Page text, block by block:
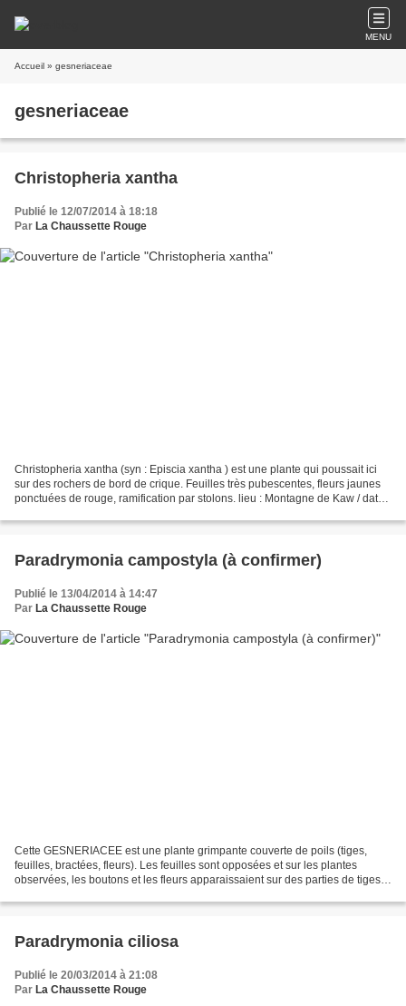
MENU
Accueil » gesneriaceae
gesneriaceae
Christopheria xantha
Publié le 12/07/2014 à 18:18
Par La Chaussette Rouge
Christopheria xantha (syn : Episcia xantha ) est une plante qui poussait ici
sur des rochers de bord de crique. Feuilles très pubescentes, fleurs jaunes
ponctuées de rouge, ramification par stolons. lieu : Montagne de Kaw / date :
Paradrymonia campostyla (à confirmer)
Publié le 13/04/2014 à 14:47
Par La Chaussette Rouge
Cette GESNERIACEE est une plante grimpante couverte de poils (tiges,
feuilles, bractées, fleurs). Les feuilles sont opposées et sur les plantes
observées, les boutons et les fleurs apparaissaient sur des parties de tiges
Paradrymonia ciliosa
Publié le 20/03/2014 à 21:08
Par La Chaussette Rouge